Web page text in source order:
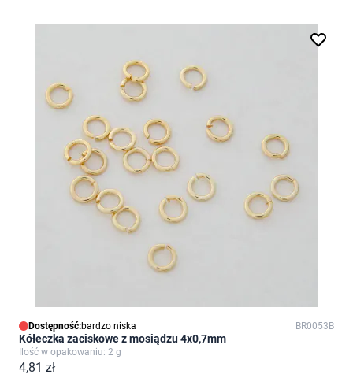
Dostępność:bardzo niska BR0053B
Kółeczka zaciskowe z mosiądzu 4x0,7mm
Ilość w opakowaniu: 2 g
4,81 zł